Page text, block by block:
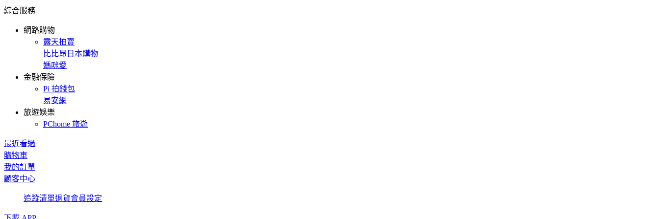
綜合服務
網路購物
露天拍賣
比比昂日本購物
媽咪愛
金融保險
Pi 拍錢包
易安網
旅遊娛樂
PChome 旅遊
最近看過
購物車
我的訂單
顧客中心
追蹤清單退貨會員設定